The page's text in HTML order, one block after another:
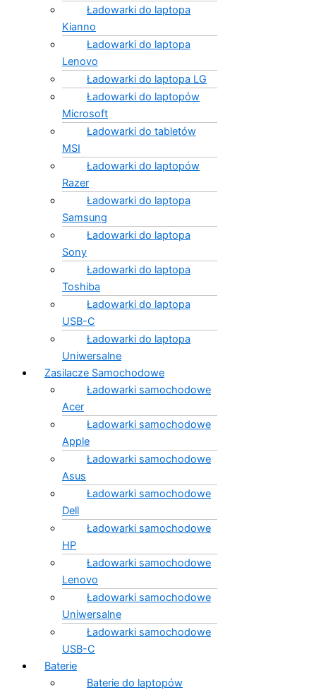
Ładowarki do laptopa
Kianno
Ładowarki do laptopa
Lenovo
Ładowarki do laptopa LG
Ładowarki do laptopów
Microsoft
Ładowarki do tabletów
MSI
Ładowarki do laptopów
Razer
Ładowarki do laptopa
Samsung
Ładowarki do laptopa
Sony
Ładowarki do laptopa
Toshiba
Ładowarki do laptopa
USB-C
Ładowarki do laptopa
Uniwersalne
Zasilacze Samochodowe
Ładowarki samochodowe
Acer
Ładowarki samochodowe
Apple
Ładowarki samochodowe
Asus
Ładowarki samochodowe
Dell
Ładowarki samochodowe
HP
Ładowarki samochodowe
Lenovo
Ładowarki samochodowe
Uniwersalne
Ładowarki samochodowe
USB-C
Baterie
Baterie do laptopów